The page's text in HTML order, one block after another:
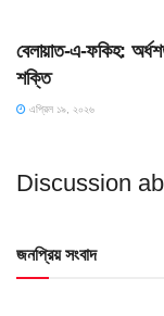
বেলায়াত-এ-ফকিহ:
শক্তি
এপ্রিল ১৯, ২০২৬
Discussion
জনপ্রিয় সংবাদ